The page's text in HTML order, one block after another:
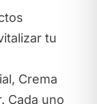
tu
Crema
Cada uno